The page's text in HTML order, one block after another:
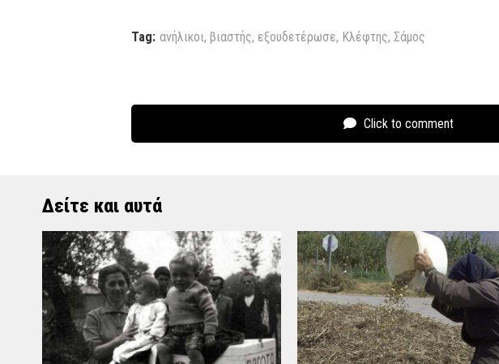
Tag: ανήλικοι, βιαστής, εξουδετέρωσε, Κλέφτης, Σάμος
Click to comment
Δείτε και αυτά